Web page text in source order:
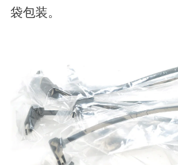
袋包装。